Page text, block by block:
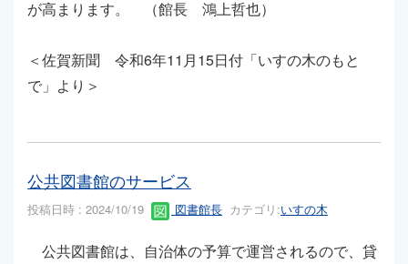
が高まります。 （館長 鴻上哲也）
＜佐賀新聞 令和6年11月15日付「いすの木のもと
で」より＞
公共図書館のサービス
投稿日時 : 2024/10/19 図書館長 カテゴリ:いすの木
公共図書館は、自治体の予算で運営されるので、貸